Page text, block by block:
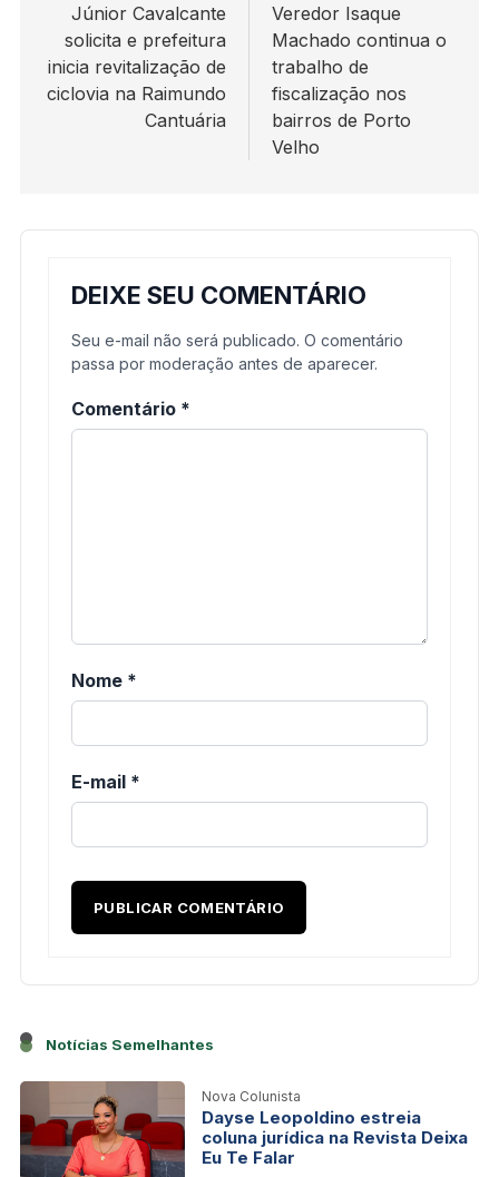
de
Post
Júnior Cavalcante
solicita e prefeitura
inicia revitalização de
ciclovia na Raimundo
Cantuária
Veredor Isaque
Machado continua o
trabalho de
fiscalização nos
bairros de Porto
Velho
DEIXE SEU COMENTÁRIO
Seu e-mail não será publicado. O comentário
passa por moderação antes de aparecer.
Comentário *
Nome *
E-mail *
Notícias Semelhantes
Nova Colunista
Dayse Leopoldino estreia
coluna jurídica na Revista Deixa
Eu Te Falar